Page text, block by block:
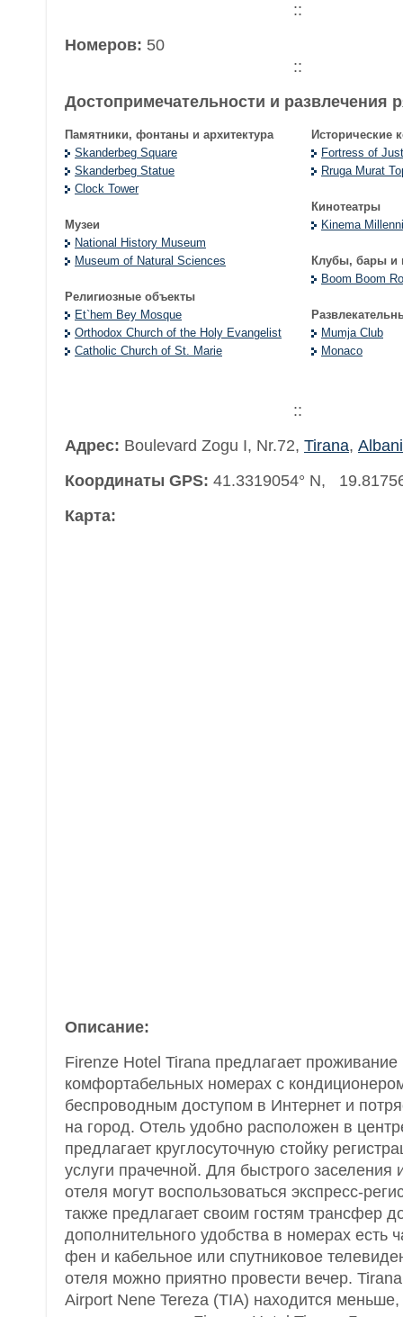
::
Номеров: 50
::
Достопримечательности и развлечения
Памятники, фонтаны и архитектура
Skanderbeg Square
Skanderbeg Statue
Clock Tower
Музеи
National History Museum
Museum of Natural Sciences
Религиозные объекты
Et`hem Bey Mosque
Orthodox Church of the Holy Evangelist
Catholic Church of St. Marie
Исторические
Fortress of
Rruga Murat
Кинотеатры
Kinema
Клубы, бары и
Boom Boom
Mumja Club
Monaco
::
Адрес: Boulevard Zogu I, Nr.72, Tirana,
Координаты GPS: 41.3319054° N,
Карта:
Описание:
Firenze Hotel Tirana предлагает проживание
комфортабельных номерах с
беспроводным доступом в Интернет и
на город. Отель удобно расположен в
предлагает круглосуточную стойку
услуги прачечной. Для быстрого заселения
отеля могут воспользоваться экспресс-
также предлагает своим гостям трансфер
дополнительного удобства в номерах есть
фен и кабельное или спутниковое
отеля можно приятно провести вечер.
Airport Nene Tereza (TIA) находится